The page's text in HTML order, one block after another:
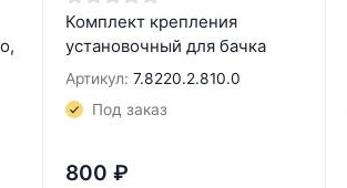
Комплект крепления
установочный для бачка
Артикул: 7.8220.2.810.0
Под заказ
800 ₽